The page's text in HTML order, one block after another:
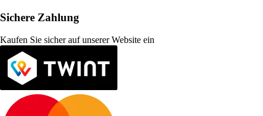
Sichere Zahlung
Kaufen Sie sicher auf unserer Website ein